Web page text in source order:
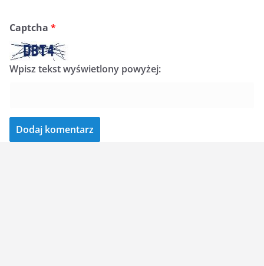
Captcha *
Wpisz tekst wyświetlony powyżej: